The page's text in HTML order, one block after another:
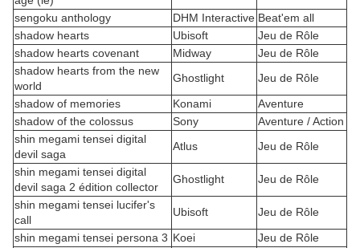
sengoku anthology
DHM Interactive Beat'em all
shadow hearts
Ubisoft
Jeu de Rôle
shadow hearts covenant
Midway
Jeu de Rôle
shadow hearts from the new
world
Ghostlight
Jeu de Rôle
shadow of memories
Konami
Aventure
shadow of the colossus
Sony
Aventure / Action
shin megami tensei digital
devil saga
Atlus
Jeu de Rôle
shin megami tensei digital
devil saga 2 édition collector
Ghostlight
Jeu de Rôle
shin megami tensei lucifer's
call
Ubisoft
Jeu de Rôle
shin megami tensei persona 3 Koei
Jeu de Rôle